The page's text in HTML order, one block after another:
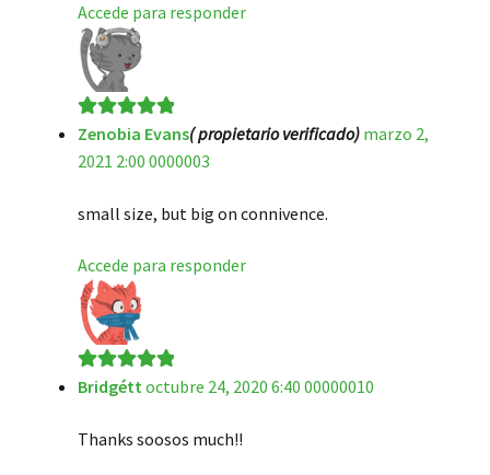
Accede para responder
Valorado en5
de 5
Zenobia Evans( propietario verificado) marzo 2,
2021 2:00 0000003
small size, but big on connivence.
Accede para responder
Valorado en5
Bridgétt octubre 24, 2020 6:40 00000010
Thanks soosos much!!